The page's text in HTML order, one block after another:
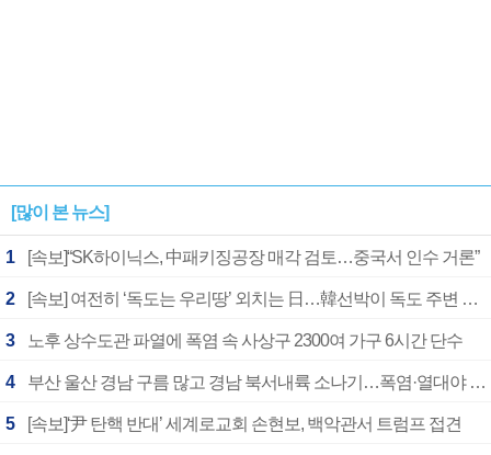
[많이 본 뉴스]
1 [속보]“SK하이닉스, 中패키징공장 매각 검토…중국서 인수 거론”
2 [속보] 여전히 ‘독도는 우리땅’ 외치는 日…韓선박이 독도 주변 해양조사 활동하자 반발
3 노후 상수도관 파열에 폭염 속 사상구 2300여 가구 6시간 단수
4 부산 울산 경남 구름 많고 경남 북서내륙 소나기…폭염·열대야 계속
5 [속보]‘尹 탄핵 반대’ 세계로교회 손현보, 백악관서 트럼프 접견